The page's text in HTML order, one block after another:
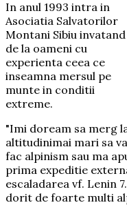
In anul 1993 intra in
Asociatia Salvatorilor
Montani Sibiu invatand
de la oameni cu
experienta ceea ce
inseamna mersul pe
munte in conditii
extreme.
"Imi doream sa merg
altitudinimai mari sa
fac alpinism sau ma
prima expeditie
escaladarea vf. Lenin
dorit de foarte multi